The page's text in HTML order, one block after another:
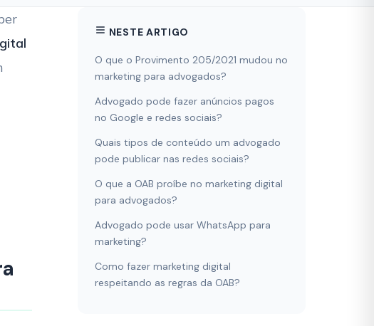
NESTE ARTIGO
O que o Provimento 205/2021 mudou no
marketing para advogados?
Advogado pode fazer anúncios pagos
no Google e redes sociais?
Quais tipos de conteúdo um advogado
pode publicar nas redes sociais?
O que a OAB proíbe no marketing digital
para advogados?
Advogado pode usar WhatsApp para
marketing?
Como fazer marketing digital
respeitando as regras da OAB?